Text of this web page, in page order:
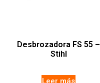
Desbrozadora FS 55 –
Stihl
Leer más